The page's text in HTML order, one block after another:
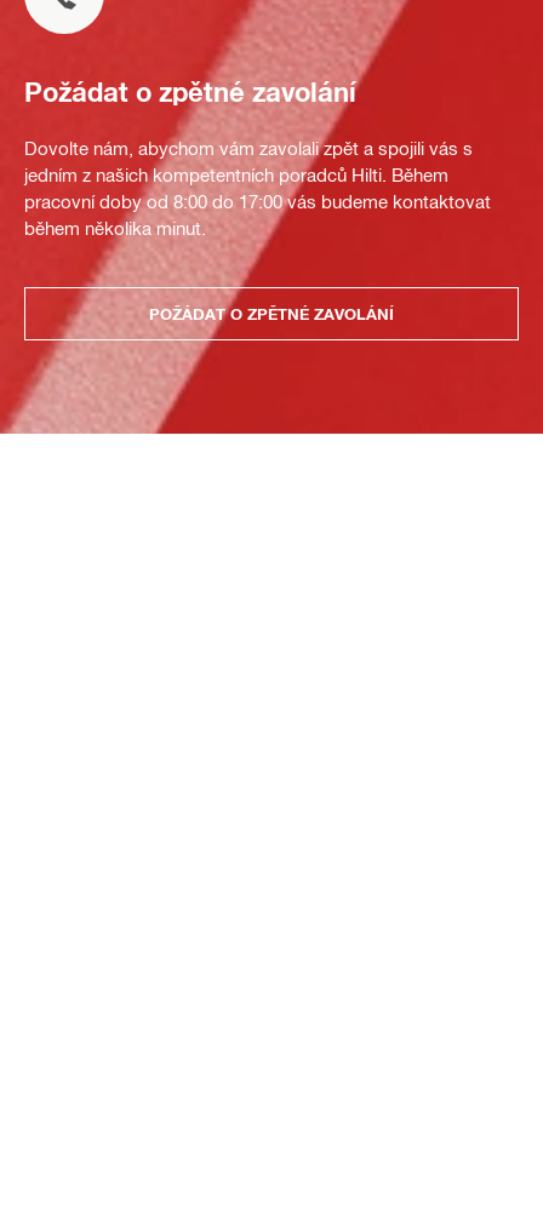
Požádat o zpětné zavolání
Dovolte nám, abychom vám zavolali zpět a spojili vás s
jedním z našich kompetentních poradců Hilti. Během
pracovní doby od 8:00 do 17:00 vás budeme kontaktovat
během několika minut.
POŽÁDAT O ZPĚTNÉ ZAVOLÁNÍ